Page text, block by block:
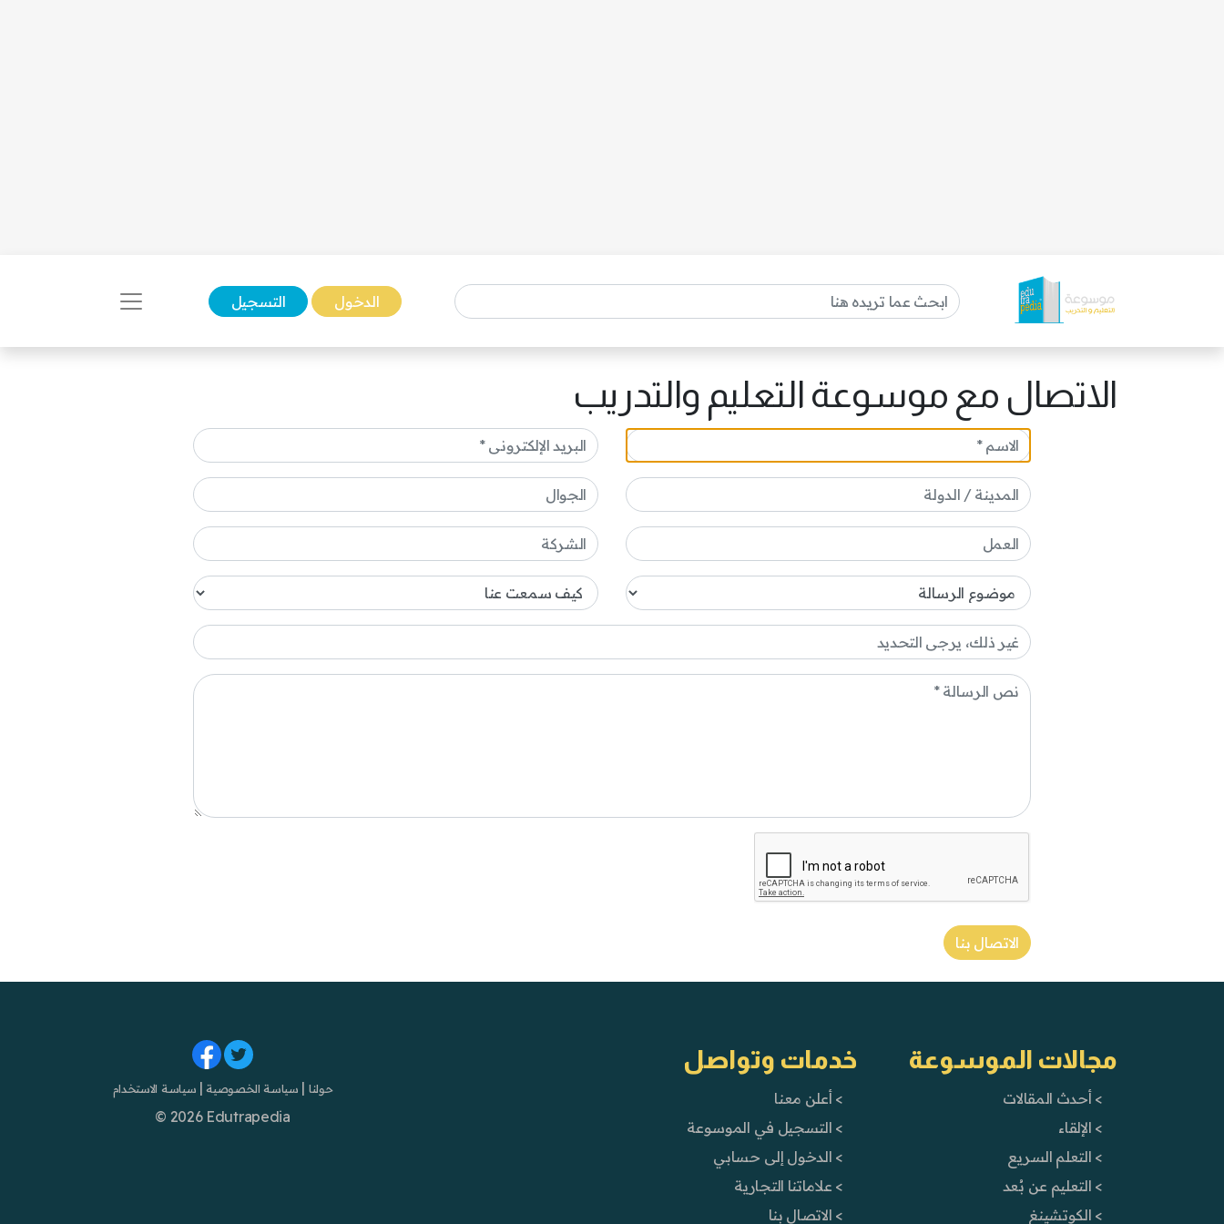
الدخول التسجيل
الاتصال مع موسوعة التعليم والتدريب
الاتصال بنا
مجالات الموسوعة
> أحدث المقالات
> الإلقاء
> التعلم السريع
> التعليم عن بُعد
> الكوتشينغ
خدمات وتواصل
> أعلن معنا
> التسجيل في الموسوعة
> الدخول إلى حسابي
> علاماتنا التجارية
> الاتصال بنا
حولنا | سياسة الخصوصية | سياسة الاستخدام
© 2026 Edutrapedia